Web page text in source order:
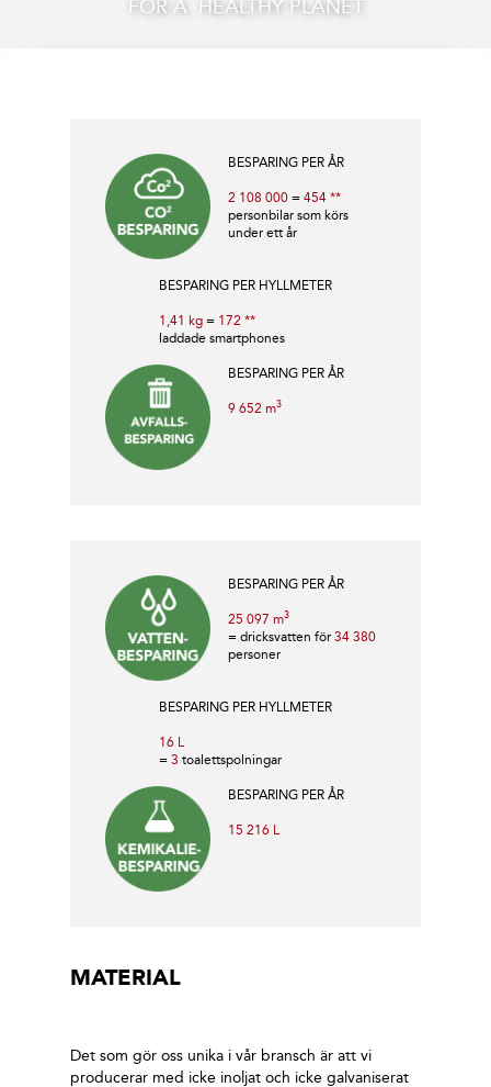
FOR A HEALTHY PLANET
BESPARING PER ÅR
2 108 000 = 454 **
personbilar som körs
under ett år
BESPARING PER HYLLMETER
1,41 kg = 172 **
laddade smartphones
BESPARING PER ÅR
9 652 m3
BESPARING PER ÅR
25 097 m3
= dricksvatten för 34 380
personer
BESPARING PER HYLLMETER
16 L
= 3 toalettspolningar
BESPARING PER ÅR
15 216 L
MATERIAL
Det som gör oss unika i vår bransch är att vi
producerar med icke inoljat och icke galvaniserat